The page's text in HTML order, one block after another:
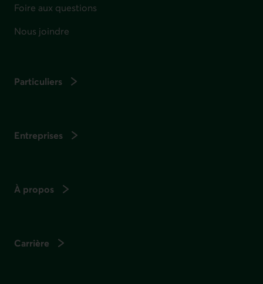
Foire aux questions
Nous joindre
Particuliers
Entreprises
À propos
Carrière